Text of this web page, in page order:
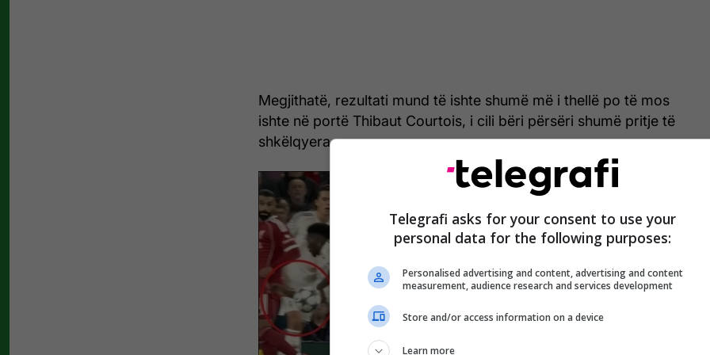
Megjithatë, rezultati mund të ishte shumë më i thellë po të mos
ishte në portë Thibaut Courtois, i cili bëri përsëri shumë pritje të
shkëlqyera.
Telegrafi asks for your consent to use your
personal data for the following purposes:
Personalised advertising and content, advertising and content
measurement, audience research and services development
Store and/or access information on a device
Learn more